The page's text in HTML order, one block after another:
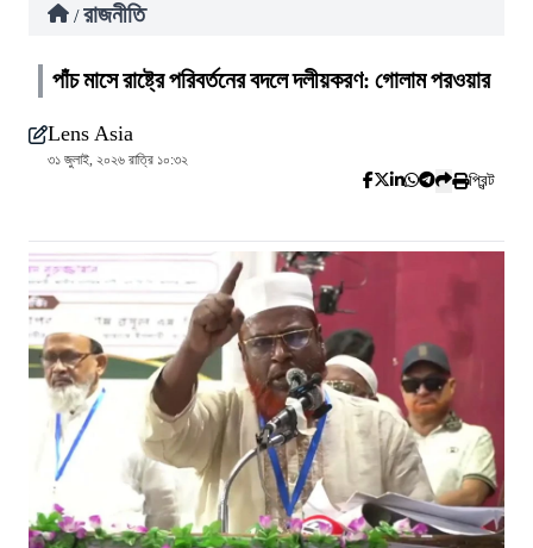
/ রাজনীতি
পাঁচ মাসে রাষ্ট্রে পরিবর্তনের বদলে দলীয়করণ: গোলাম পরওয়ার
Lens Asia
৩১ জুলাই, ২০২৬ রাত্রি ১০:৩২
প্রিন্ট